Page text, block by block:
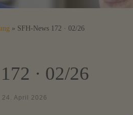
» SFH-News 172 · 02/26
· 02/26
24. April 2026